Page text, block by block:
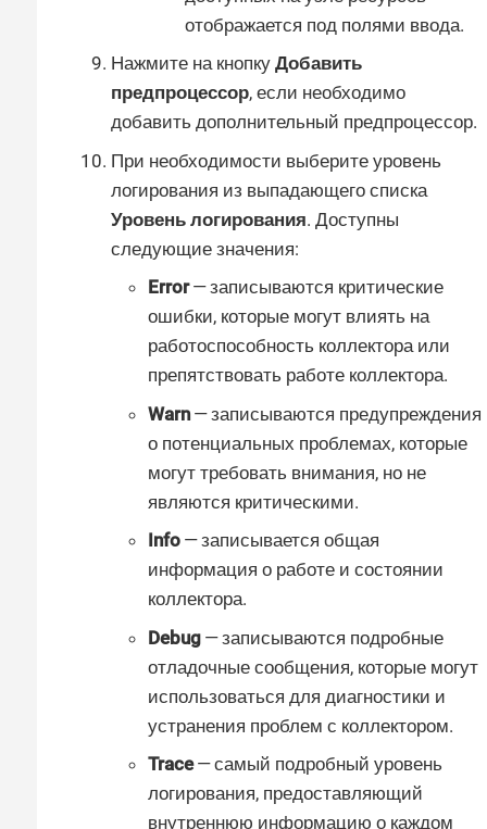
отображается под полями ввода.
Нажмите на кнопку Добавить
предпроцессор, если необходимо
добавить дополнительный предпроцессор.
При необходимости выберите уровень
логирования из выпадающего списка
Уровень логирования. Доступны
следующие значения:
Error— записываются критические
ошибки, которые могут влиять на
работоспособность коллектора или
препятствовать работе коллектора.
Warn— записываются предупреждения
о потенциальных проблемах, которые
могут требовать внимания, но не
являются критическими.
Info — записывается общая
информация о работе и состоянии
коллектора.
Debug — записываются подробные
отладочные сообщения, которые могут
использоваться для диагностики и
устранения проблем с коллектором.
Trace— самый подробный уровень
логирования, предоставляющий
внутреннюю информацию о каждом